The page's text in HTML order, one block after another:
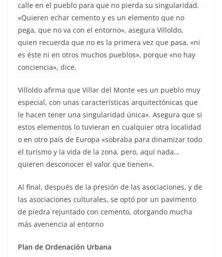
calle en el pueblo para que no pierda su singularidad.
«Quieren echar cemento y es un elemento que no
pega, que no va con el entorno», asegura Villoldo,
quien recuerda que no es la primera vez que pasa, «ni
es éste ni en otros muchos pueblos», porque «no hay
conciencia», dice.
Villoldo afirma que Villar del Monte «es un pueblo muy
especial, con unas características arquitectónicas que
le hacen tener una singularidad única». Asegura que si
estos elementos lo tuvieran en cualquier otra localidad
o en otro país de Europa «sobraba para dinamizar todo
el turismo y la vida de la zona, pero, aquí nada…
quieren desconocer el valor que tienen».
Al final, después de la presión de las asociaciones, y de
las asociaciones culturales, se optó por un pavimento
de piedra rejuntado con cemento, otorgando mucha
más avenencia al entorno
Plan de Ordenación Urbana